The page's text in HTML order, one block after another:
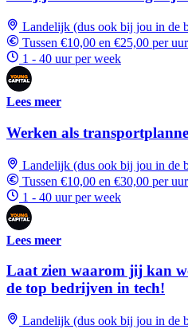
Landelijk (dus ook bij jou in de
Tussen €10,00 en €25,00 per uur
1 - 40 uur per week
Lees meer
Werken als
Landelijk (dus ook bij jou in de
Tussen €10,00 en €30,00 per uur
1 - 40 uur per week
Lees meer
Laat zien waarom jij kan
de top bedrijven in tech!
Landelijk (dus ook bij jou in de